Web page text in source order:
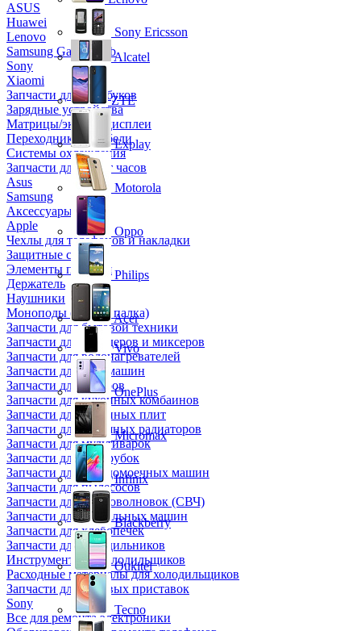
ASUS
Huawei
Lenovo
Samsung Galaxy Tab
Sony
Xiaomi
Запчасти для ноутбуков
Зарядные устройства
Матрицы/экраны/дисплеи
Переходники и кабели
Системы охлаждения
Запчасти для смарт часов
Asus
Samsung
Аксессуары
Apple
Чехлы для телефонов и накладки
Защитные стекла
Элементы питания
Держатель
Наушники
Моноподы (Селфи палка)
Запчасти для бытовой техники
Запчасти для блендеров и миксеров
Запчасти для водонагревателей
Запчасти для кофемашин
Запчасти для кулеров
Запчасти для кухонных комбаинов
Запчасти для кухонных плит
Запчасти для масляных радиаторов
Запчасти для мультиварок
Запчасти для мясорубок
Запчасти для посудомоечных машин
Запчасти для пылесосов
Запчасти для микроволновок (СВЧ)
Запчасти для стиральных машин
Запчасти для хлебопечек
Запчасти для холодильников
Инструмент для холодильщиков
Расходные материалы для холодильщиков
Запчасти для игровых приставок
Sony
Все для ремонта электроники
Sony Ericsson
Alcatel
ZTE
Explay
Motorola
Oppo
Philips
Acer
Vivo
OnePlus
Micromax
Infinix
Blackberry
Oukitel
Tecno